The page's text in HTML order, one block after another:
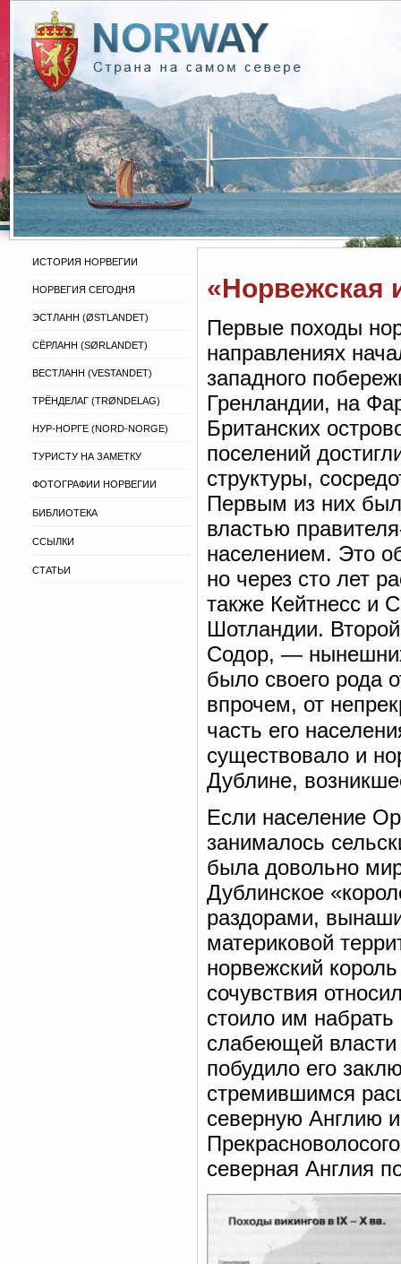
ИСТОРИЯ НОРВЕГИИ
НОРВЕГИЯ СЕГОДНЯ
ЭСТЛАНН (ØSTLANDET)
СЁРЛАНН (SØRLANDET)
ВЕСТЛАНН (VESTANDET)
ТРЁНДЕЛАГ (TRØNDELAG)
НУР-НОРГЕ (NORD-NORGE)
ТУРИСТУ НА ЗАМЕТКУ
ФОТОГРАФИИ НОРВЕГИИ
БИБЛИОТЕКА
ССЫЛКИ
СТАТЬИ
«Норвежская
Первые походы
направлениях
западного
Гренландии, на
Британских
поселений
структуры,
Первым из них
властью
населением. Это
но через сто лет
также Кейтнесс и
Шотландии.
Содор, —
было своего рода
впрочем, от
часть его
существовало и
Дублине,
Если население
занималось
была довольно
Дублинское
раздорами,
материковой
норвежский
сочувствия
стоило им набрать
слабеющей
побудило его
стремившимся
северную Англию
северная Англия